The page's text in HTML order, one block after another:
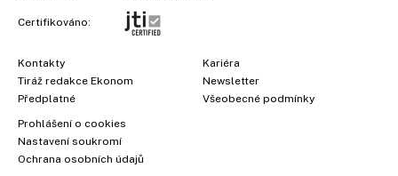
Certifikováno:
Kontakty
Tiráž redakce Ekonom
Předplatné
Kariéra
Newsletter
Všeobecné podmínky
Prohlášení o cookies
Nastavení soukromí
Ochrana osobních údajů